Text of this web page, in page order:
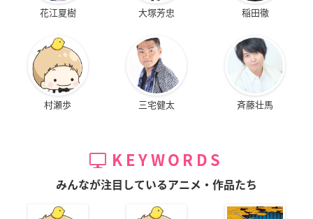
花江夏樹 大塚芳忠 稲田徹
村瀬歩 三宅健太 斉藤壮馬
KEYWORDS
みんなが注目しているアニメ・作品たち